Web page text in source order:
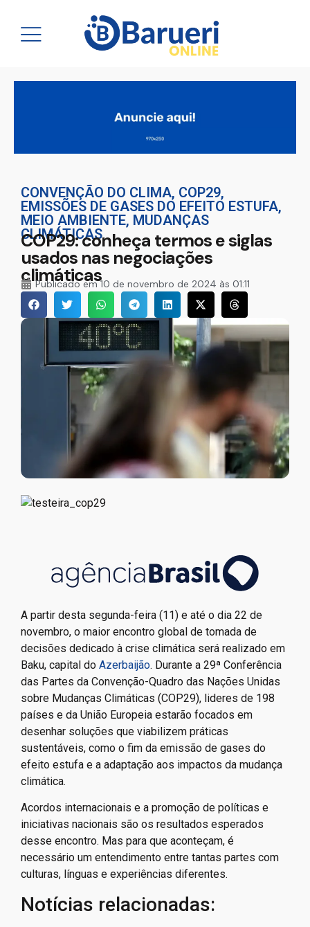
CONVENÇÃO DO CLIMA, COP29,
EMISSÕES DE GASES DO EFEITO ESTUFA,
MEIO AMBIENTE, MUDANÇAS
CLIMÁTICAS
COP29: conheça termos e siglas
usados nas negociações
climáticas
Publicado em10 de novembro de 2024 às 01:11
A partir desta segunda-feira (11) e até o dia 22 de
novembro, o maior encontro global de tomada de
decisões dedicado à crise climática será realizado em
Baku, capital do Azerbaijão. Durante a 29ª Conferência
das Partes da Convenção-Quadro das Nações Unidas
sobre Mudanças Climáticas (COP29), lideres de 198
países e da União Europeia estarão focados em
desenhar soluções que viabilizem práticas
sustentáveis, como o fim da emissão de gases do
efeito estufa e a adaptação aos impactos da mudança
climática.
Acordos internacionais e a promoção de políticas e
iniciativas nacionais são os resultados esperados
desse encontro. Mas para que aconteçam, é
necessário um entendimento entre tantas partes com
culturas, línguas e experiências diferentes.
Notícias relacionadas: